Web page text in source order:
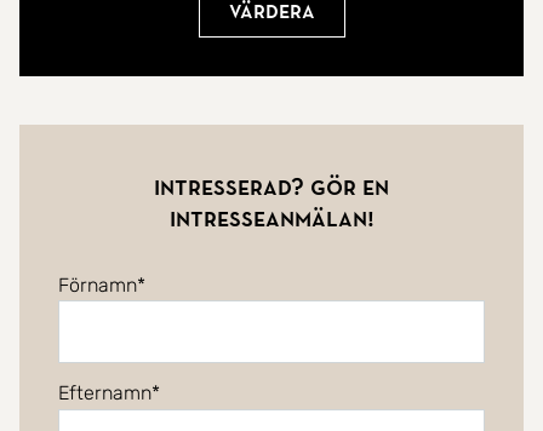
Värdera
Intresserad? Gör en
intresseanmälan!
Förnamn
Efternamn